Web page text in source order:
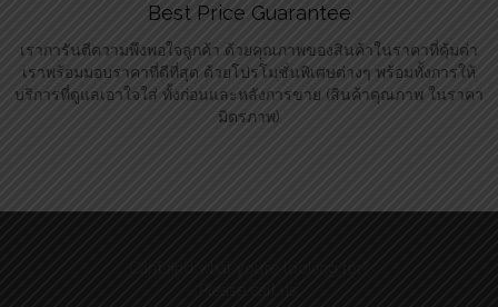
Best Price Guarantee
เราการันตีความพึงพอใจลูกค้า ด้วยคุณภาพของสินค้าในราคาที่คุ้มค่า
เราพร้อมมอบราคาที่ดีที่สุด ด้วยโปรโมชั่นพิเศษต่างๆ พร้อมทั้งการให้
บริการที่ดูแลเอาใจใส่ ทั้งก่อนและหลังการขาย (สินค้าคุณภาพ ในราคา
มิตรภาพ)